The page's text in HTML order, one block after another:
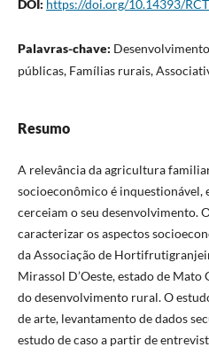
DOI: https://doi.org/10.14393/
Palavras-chave:
públicas, Famílias rurais,
Resumo
A relevância da agricultura
socioeconômico é inquestionável,
cerceiam o seu desenvolvimento.
caracterizar os aspectos
da Associação de
Mirassol D’Oeste, estado de
do desenvolvimento rural. O
de arte, levantamento de dados
estudo de caso a partir de